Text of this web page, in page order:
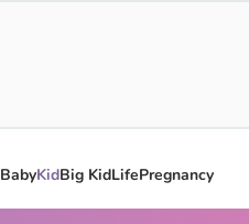
BabyKidBig KidLifePregnancy